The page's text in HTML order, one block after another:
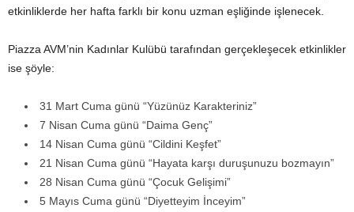
etkinliklerde her hafta farklı bir konu uzman eşliğinde işlenecek.
Piazza AVM’nin Kadınlar Kulübü tarafından gerçekleşecek etkinlikler
ise şöyle:
31 Mart Cuma günü “Yüzünüz Karakteriniz”
7 Nisan Cuma günü “Daima Genç”
14 Nisan Cuma günü “Cildini Keşfet”
21 Nisan Cuma günü “Hayata karşı duruşunuzu bozmayın”
28 Nisan Cuma günü “Çocuk Gelişimi”
5 Mayıs Cuma günü “Diyetteyim İnceyim”